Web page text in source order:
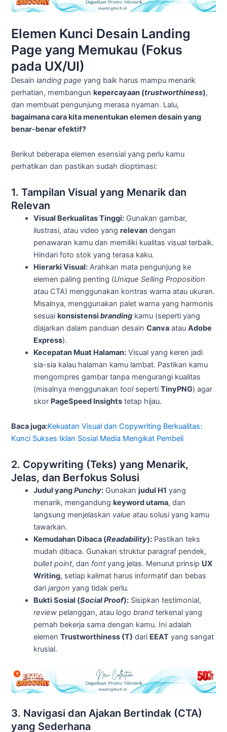
Elemen Kunci Desain Landing
Page yang Memukau (Fokus
pada UX/UI)
Desainlanding page yang baik harus mampu menarik
perhatian, membangunkepercayaan (trustworthiness),
dan membuat pengunjung merasa nyaman. Lalu,
bagaimana cara kita menentukan elemen desain yang
benar-benar efektif?
Berikut beberapa elemen esensial yang perlu kamu
perhatikan dan pastikan sudah dioptimasi:
1. Tampilan Visual yang Menarik dan
Relevan
Visual Berkualitas Tinggi: Gunakan gambar,
ilustrasi, atau video yangrelevan dengan
penawaran kamu dan memiliki kualitas visual terbaik.
Hindari foto stok yang terasa kaku.
Hierarki Visual: Arahkan mata pengunjung ke
elemen paling penting (Unique Selling Proposition
atau CTA) menggunakan kontras warna atau ukuran.
Misalnya, menggunakan palet warna yang harmonis
sesuaikonsistensibranding kamu (seperti yang
diajarkan dalam panduan desainCanva atauAdobe
Express).
Kecepatan Muat Halaman: Visual yang keren jadi
sia-sia kalau halaman kamu lambat. Pastikan kamu
mengompres gambar tanpa mengurangi kualitas
(misalnya menggunakan toolsepertiTinyPNG) agar
skor PageSpeed Insights tetap hijau.
Baca juga:Kekuatan Visual dan Copywriting Berkualitas:
Kunci Sukses Iklan Sosial Media Mengikat Pembeli
2. Copywriting (Teks) yang Menarik,
Jelas, dan Berfokus Solusi
Judul yangPunchy: Gunakanjudul H1 yang
menarik, mengandungkeyword utama, dan
langsung menjelaskan value atau solusi yang kamu
tawarkan.
Kemudahan Dibaca (Readability): Pastikan teks
mudah dibaca. Gunakan struktur paragraf pendek,
bullet point, dan fontyang jelas. Menurut prinsip UX
Writing, setiap kalimat harus informatif dan bebas
darijargon yang tidak perlu.
Bukti Sosial (Social Proof): Sisipkan testimonial,
review pelanggan, atau logobrand terkenal yang
pernah bekerja sama dengan kamu. Ini adalah
elemenTrustworthiness (T) dari EEAT yang sangat
krusial.
3. Navigasi dan Ajakan Bertindak (CTA)
yang Sederhana